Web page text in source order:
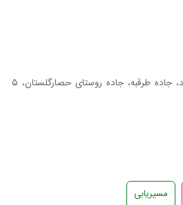
مشهد، جاده طرقبه، جاده روستای حصارگلستان، ۵
مسیریابی